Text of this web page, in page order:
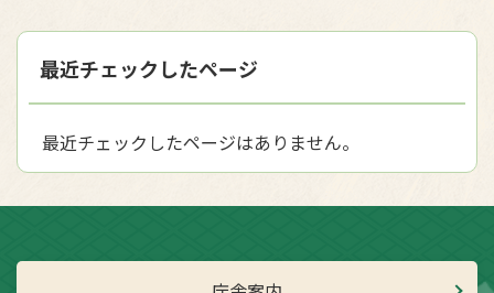
最近チェックしたページ
最近チェックしたページはありません。